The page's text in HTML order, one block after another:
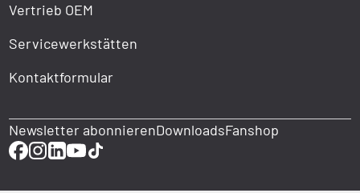
Vertrieb OEM
Servicewerkstätten
Kontaktformular
Newsletter abonnierenDownloadsFanshop